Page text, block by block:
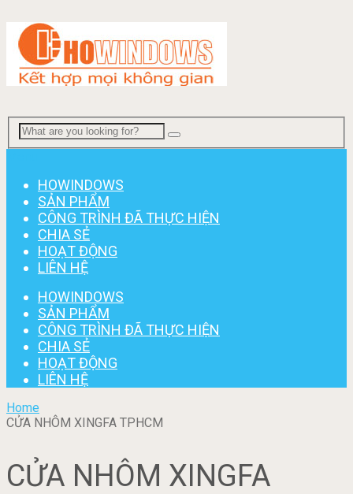
HOWINDOWS
SẢN PHẨM
CÔNG TRÌNH ĐÃ THỰC HIỆN
CHIA SẺ
HOẠT ĐỘNG
LIÊN HỆ
HOWINDOWS
SẢN PHẨM
CÔNG TRÌNH ĐÃ THỰC HIỆN
CHIA SẺ
HOẠT ĐỘNG
LIÊN HỆ
Home
CỬA NHÔM XINGFA TPHCM
CỬA NHÔM XINGFA